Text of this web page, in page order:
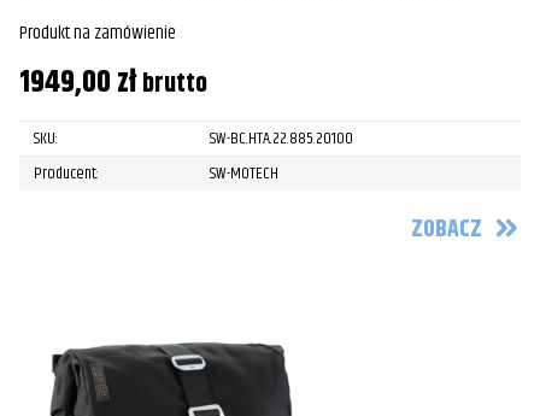
Produkt na zamówienie
1949,00złbrutto
SKU:
SW-BC.HTA.22.885.20100
Producent:
SW-MOTECH
ZOBACZ